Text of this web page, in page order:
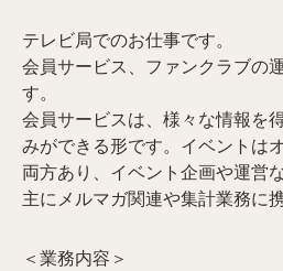
テレビ局でのお仕事です。
会員サービス、ファンクラブの
す。
会員サービスは、様々な情報を
みができる形です。イベントは
両方あり、イベント企画や運営
主にメルマガ関連や集計業務に
＜業務内容＞